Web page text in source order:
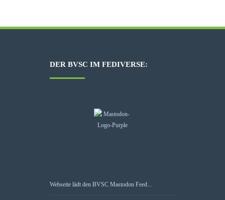
DER BVSC IM FEDIVERSE:
Webseite lädt den BVSC Mastodon Feed...